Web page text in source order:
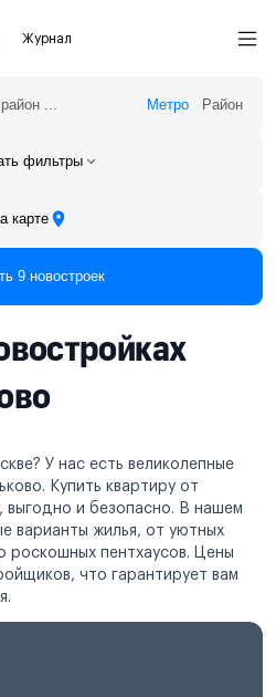
Журнал
Метро Район
фильтры
карте
9 новостроек
У нас есть великолепные
Купить квартиру от
выгодно и безопасно. В нашем
варианты жилья, от уютных
роскошных пентхаусов. Цены
что гарантирует вам